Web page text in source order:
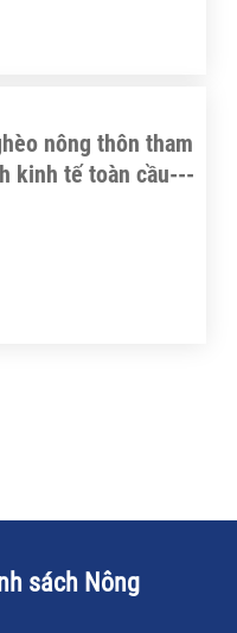
nông thôn tham
kinh tế toàn cầu---
sách Nông